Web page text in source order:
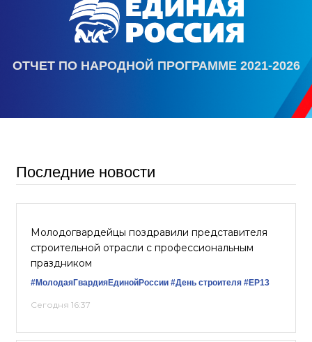
ОТЧЕТ ПО НАРОДНОЙ ПРОГРАММЕ 2021-2026
Последние новости
Молодогвардейцы поздравили представителя
строительной отрасли с профессиональным
праздником
#МолодаяГвардияЕдинойРоссии #День строителя #EP13
Сегодня 16:37